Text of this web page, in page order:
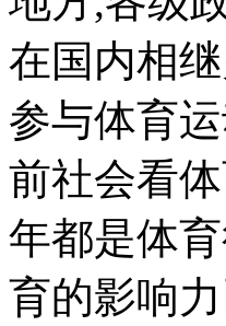
在国内相
参与体育
前社会看
年都是体
育的影响